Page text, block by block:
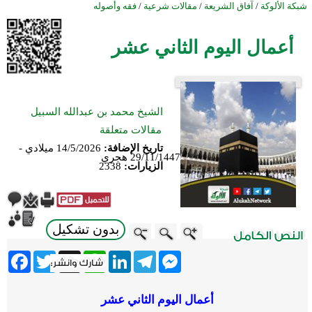
شبكة الألوكة / آفاق الشريعة / مقالات شرعية / فقه وأصوله
أعمال اليوم الثاني عشر
الشيخ محمد بن عبدالله السبيل
مقالات متعلقة
تاريخ الإضافة:
14/5/2026 ميلادي -
29/11/1447 هجري
الزيارات: 2338
بدون تشكيل
Twitter X
WhatsApp
LinkedInTelegram
Messenger
أعمال اليوم الثاني عشر